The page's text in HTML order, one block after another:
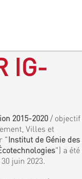
IG-
2015-2020 / objectif
Villes et
"Institut de Génie des
") a été
juin 2023.